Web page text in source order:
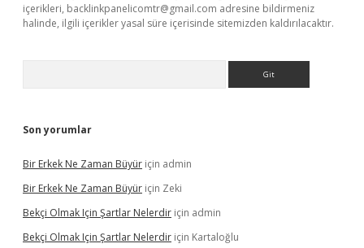
içerikleri, backlinkpanelicomtr@gmail.com adresine bildirmeniz
halinde, ilgili içerikler yasal süre içerisinde sitemizden kaldırılacaktır.
Son yorumlar
Bir Erkek Ne Zaman Büyür için admin
Bir Erkek Ne Zaman Büyür için Zeki
Bekçi Olmak Için Şartlar Nelerdir için admin
Bekçi Olmak Için Şartlar Nelerdir için Kartaloğlu